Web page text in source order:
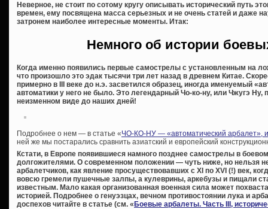
Неверное, не стоит по сотому кругу описывать исторический путь
времен, ему посвящена масса серьезных и не очень статей и даже
затронем наиболее интересные моменты. Итак:
Немного об истории
Когда именно появились первые самострелы с установленным на
что произошло это эдак тысячи три лет назад в древнем Китае.
примерно в III веке до н.э. засветился образец, иногда именуемый
автоматики у него не было. Это легендарный Чо-ко-ну, или Чжугэ Ну,
неизменном виде до наших дней!
Подробнее о нем — в статье «ЧО-КО-НУ — «автоматический арбалет»,
ней же мы постарались сравнить азиатский и европейский
Кстати, в Европе появившиеся намного позднее самострелы в
долгожителями. О современном положении — чуть ниже, но нельзя
арбалетчиков, как явление просуществовавших с XI по XVI (!) век,
вовсю гремели пушечные залпы, а кулеврины, аркебузы и пищали
известным. Мало какая организованная военная сила может
историей. Подробнее о генуэзцах, вечном противостоянии лука и
доспехов читайте в статье (см. «Боевые арбалеты. Часть III,